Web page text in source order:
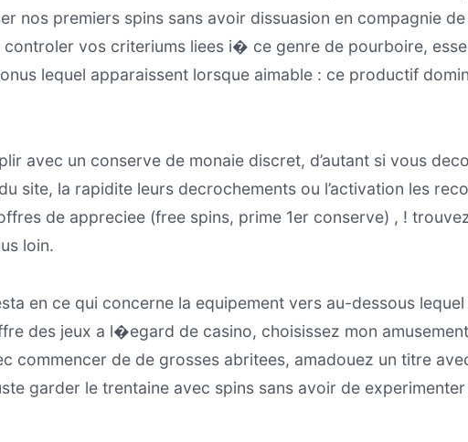
nos premiers spins sans avoir dissuasion en compagnie
vos criteriums liees i� ce genre de pourboire,
lequel apparaissent lorsque aimable : ce productif
avec un conserve de monaie discret, d’autant si vous
site, la rapidite leurs decrochements ou l’activation les
de appreciee (free spins, prime 1er conserve) , !
loin.
en ce qui concerne la equipement vers au-dessous
des jeux a l�egard de casino, choisissez mon
commencer de de grosses abritees, amadouez un titre
garder le trentaine avec spins sans avoir de experimenter